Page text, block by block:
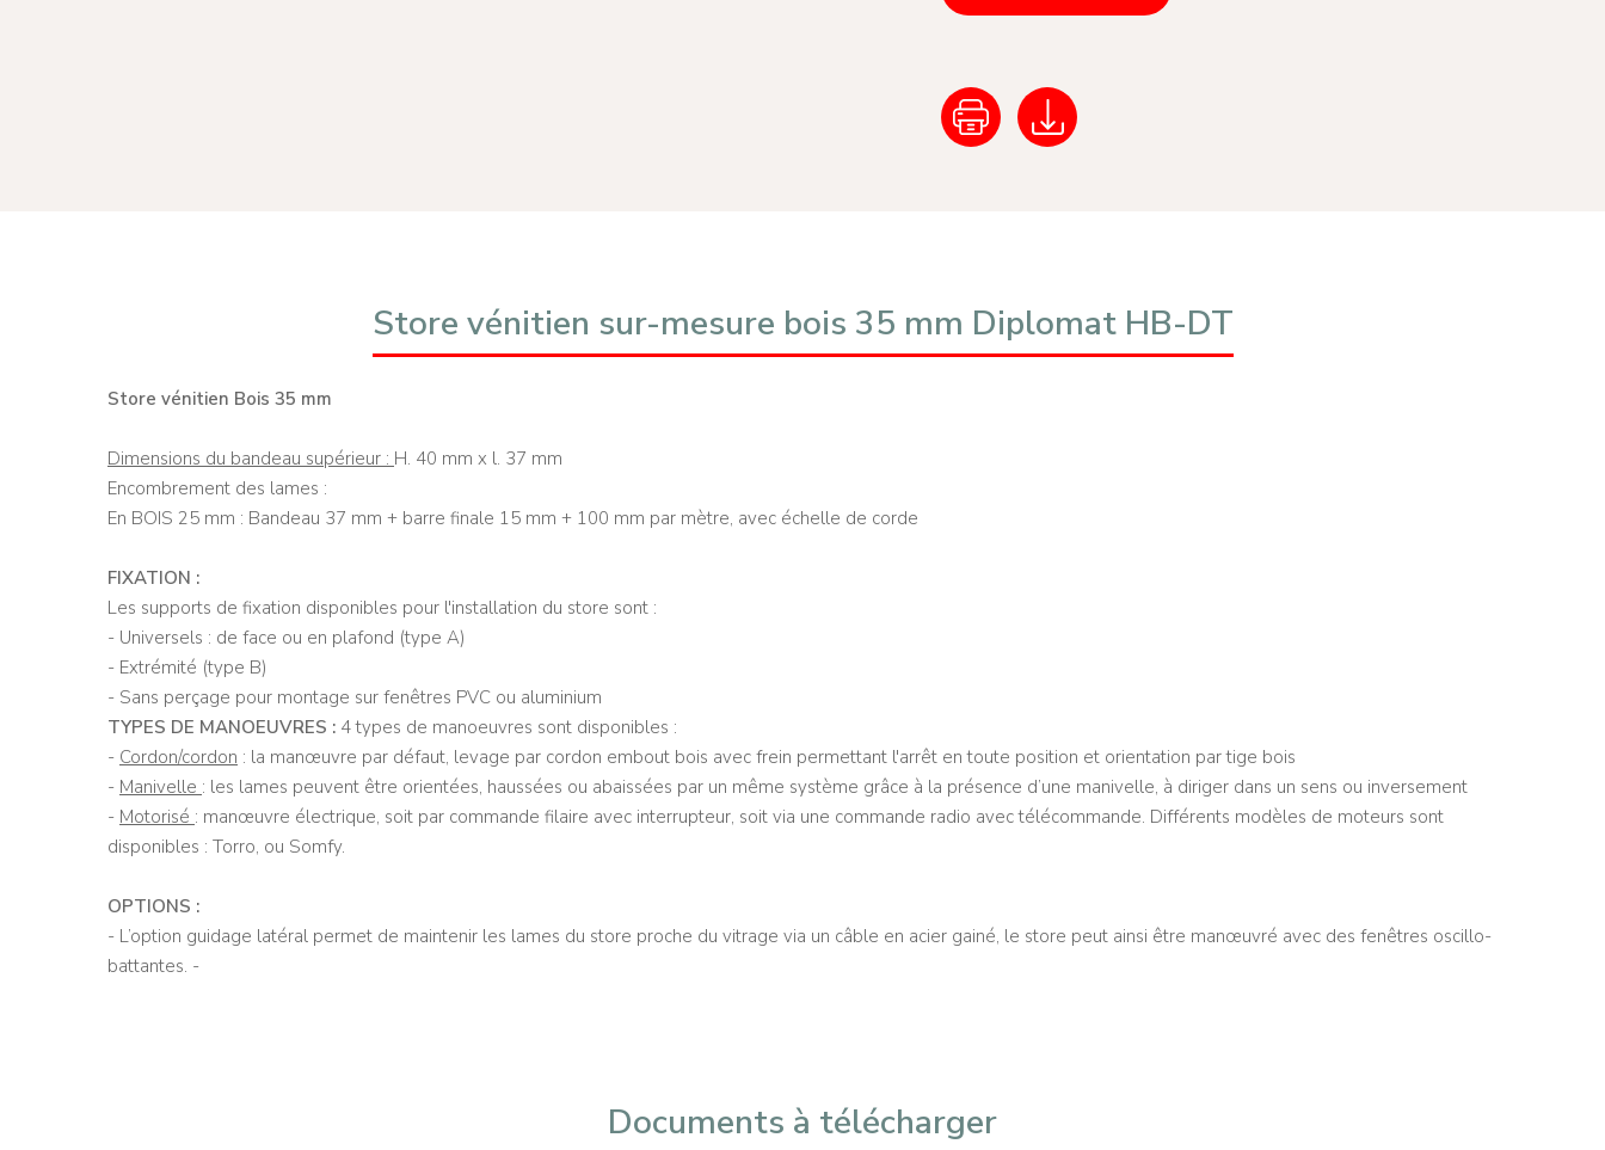
Store vénitien sur-mesure bois 35 mm Diplomat HB-DT
Store vénitien Bois 35 mm
Dimensions du bandeau supérieur : H. 40 mm x l. 37 mm
Encombrement des lames :
En BOIS 25 mm : Bandeau 37 mm + barre finale 15 mm + 100 mm par mètre, avec échelle de corde
FIXATION :
Les supports de fixation disponibles pour l'installation du store sont :
- Universels : de face ou en plafond (type A)
- Extrémité (type B)
- Sans perçage pour montage sur fenêtres PVC ou aluminium
TYPES DE MANOEUVRES : 4 types de manoeuvres sont disponibles :
- Cordon/cordon : la manœuvre par défaut, levage par cordon embout bois avec frein permettant l'arrêt en toute position et orientation par tige bois
- Manivelle : les lames peuvent être orientées, haussées ou abaissées par un même système grâce à la présence d’une manivelle, à diriger dans un sens ou inversement
- Motorisé : manœuvre électrique, soit par commande filaire avec interrupteur, soit via une commande radio avec télécommande. Différents modèles de moteurs sont
disponibles : Torro, ou Somfy.
OPTIONS :
- L’option guidage latéral permet de maintenir les lames du store proche du vitrage via un câble en acier gainé, le store peut ainsi être manœuvré avec des fenêtres oscillo-
battantes. -
Documents à télécharger